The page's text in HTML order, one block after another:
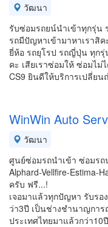
วัฒนา
รับซ่อมรถยน์นำเข้าทุกรุ่น
รถมีปัญหาเข้ามาหาเราสิ
ยี่ห้อ รถยุโรป รถญี่ปุ่น ทุกรุ่
คะ เสียเราซ่อมให้ ซ่อมไม่
CS9 ยินดีให้บริการเปลี่ย
WinWin Auto
วัฒนา
ศูนย์ซ่อมรถนำเข้า ซ่อมร
Alphard-Vellfire-Estima-
ครับ ฟรี...!
เจอมาแล้วทุกปัญหา รับรอ
ว่า3ปี เป็นช่างชำนาญกา
ประเทศไทยมาแล้วกว่า